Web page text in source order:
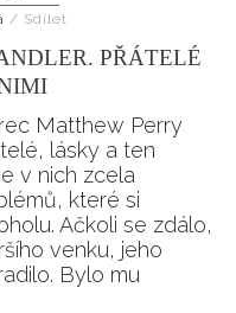
/ Sdílet
PŘÁTELÉ
Matthew Perry
lásky a ten
v nich zcela
které si
Ačkoli se zdálo,
venku, jeho
Bylo mu